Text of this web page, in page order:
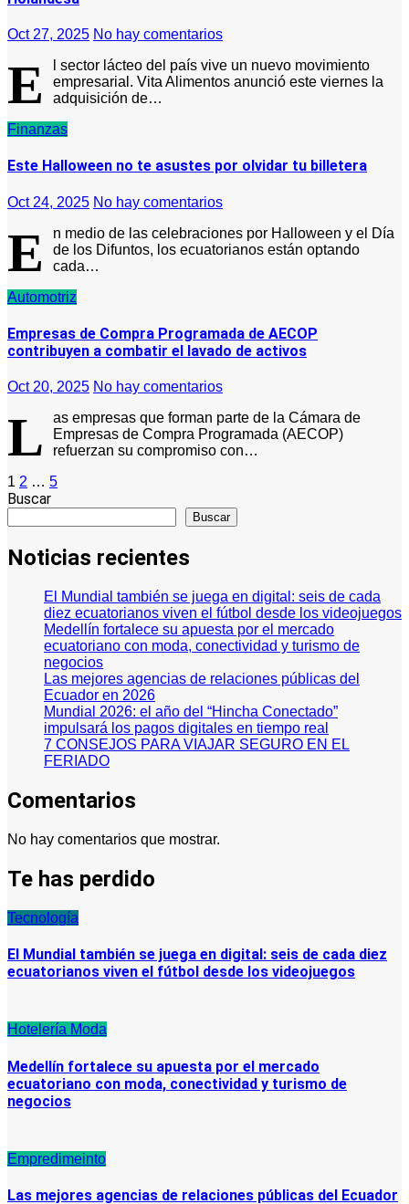
Oct 27, 2025 No hay comentarios
E
l sector lácteo del país vive un nuevo movimiento
empresarial. Vita Alimentos anunció este viernes la
adquisición de…
Finanzas
Este Halloween no te asustes por olvidar tu billetera
Oct 24, 2025 No hay comentarios
E
n medio de las celebraciones por Halloween y el Día
de los Difuntos, los ecuatorianos están optando
cada…
Automotriz
Empresas de Compra Programada de AECOP
contribuyen a combatir el lavado de activos
Oct 20, 2025 No hay comentarios
L
as empresas que forman parte de la Cámara de
Empresas de Compra Programada (AECOP)
refuerzan su compromiso con…
Paginación
de
1 2 … 5
Buscar
Buscar
Noticias recientes
El Mundial también se juega en digital: seis de cada
diez ecuatorianos viven el fútbol desde los videojuegos
Medellín fortalece su apuesta por el mercado
ecuatoriano con moda, conectividad y turismo de
negocios
Las mejores agencias de relaciones públicas del
Ecuador en 2026
Mundial 2026: el año del “Hincha Conectado”
impulsará los pagos digitales en tiempo real
7 CONSEJOS PARA VIAJAR SEGURO EN EL
FERIADO
Comentarios
No hay comentarios que mostrar.
Te has perdido
Tecnología
El Mundial también se juega en digital: seis de cada diez
ecuatorianos viven el fútbol desde los videojuegos
Hotelería Moda
Medellín fortalece su apuesta por el mercado
ecuatoriano con moda, conectividad y turismo de
negocios
Empredimeinto
Las mejores agencias de relaciones públicas del Ecuador